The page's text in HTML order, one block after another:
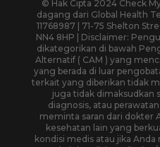
© Hak Cipta 2024 Check
dagang dari Global Health
11768987 | 71-75 Shelton
NN4 8HP | Disclaimer:
dikategorikan di bawah
Alternatif ( CAM ) yang
yang berada di luar
terkait yang diberikan tidak
juga tidak dimaksudkan
diagnosis, atau
meminta saran dari dokter
kesehatan lain yang
kondisi medis atau jika